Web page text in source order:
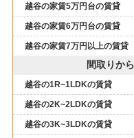
越谷の家賃5万円台の賃貸
越谷の家賃6万円台の賃貸
越谷の家賃7万円以上の賃貸
間取りか
越谷の1R~1LDKの賃貸
越谷の2K~2LDKの賃貸
越谷の3K~3LDKの賃貸